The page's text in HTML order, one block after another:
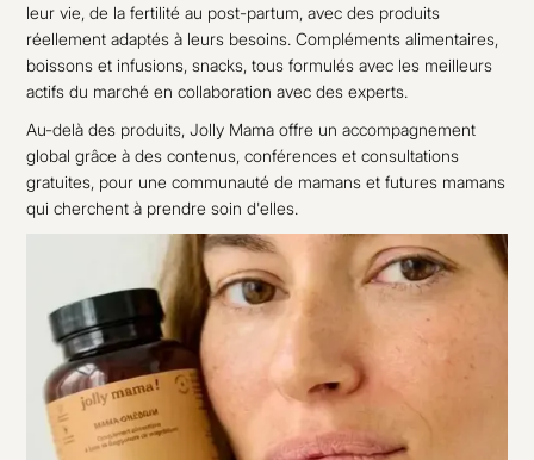
leur vie, de la fertilité au post-partum, avec des produits
réellement adaptés à leurs besoins. Compléments alimentaires,
boissons et infusions, snacks, tous formulés avec les meilleurs
actifs du marché en collaboration avec des experts.
Au-delà des produits, Jolly Mama offre un accompagnement
global grâce à des contenus, conférences et consultations
gratuites, pour une communauté de mamans et futures mamans
qui cherchent à prendre soin d'elles.